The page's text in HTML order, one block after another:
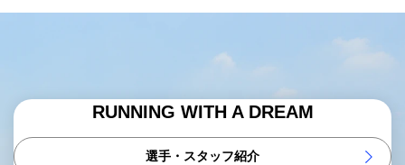
RUNNING WITH A DREAM
選手・スタッフ紹介